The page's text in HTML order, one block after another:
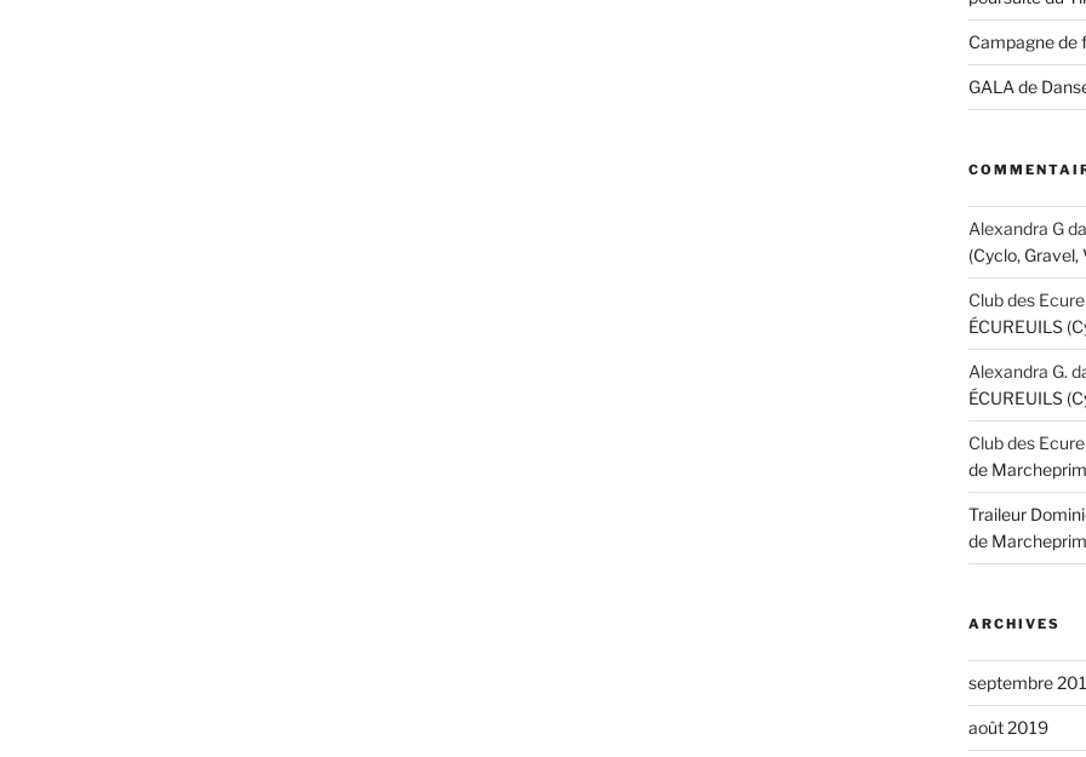
Campagne de
GALA de
Alexandra G
(Cyclo,
Club des
ÉCUREUILS
Alexandra G.
ÉCUREUILS
Club des
de
Traileur
de
ARCHIVES
septembre
août 2019